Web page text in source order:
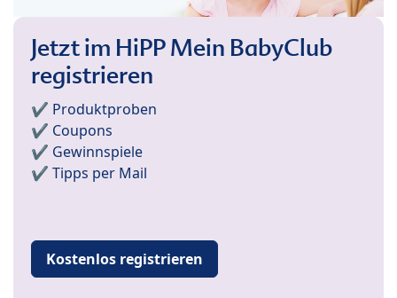
Jetzt im HiPP Mein BabyClub
registrieren
✔️ Produktproben
✔️ Coupons
✔️ Gewinnspiele
✔️ Tipps per Mail
Kostenlos registrieren